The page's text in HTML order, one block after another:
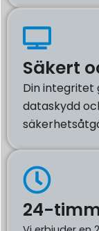
Säkert
Din
dataskydd
24-